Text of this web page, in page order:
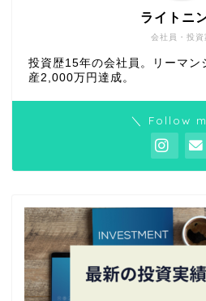
会社員・投資
ライトニ
投資歴15年の会社員。リーマ
産2,000万円達成。
＼ Follow